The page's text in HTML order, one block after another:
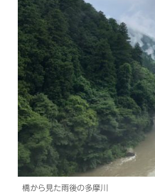
橋から見た雨後の多摩川